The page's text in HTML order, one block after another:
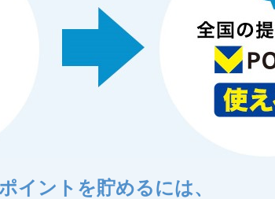
イントを貯めるには、